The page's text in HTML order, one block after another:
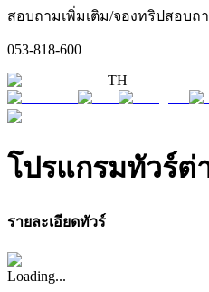
สอบถามเพิ่มเติม/จองทริปสอบถ
053-818-600
TH
โปรแกรมทัวร์ต่
รายละเอียดทัวร์
Loading...